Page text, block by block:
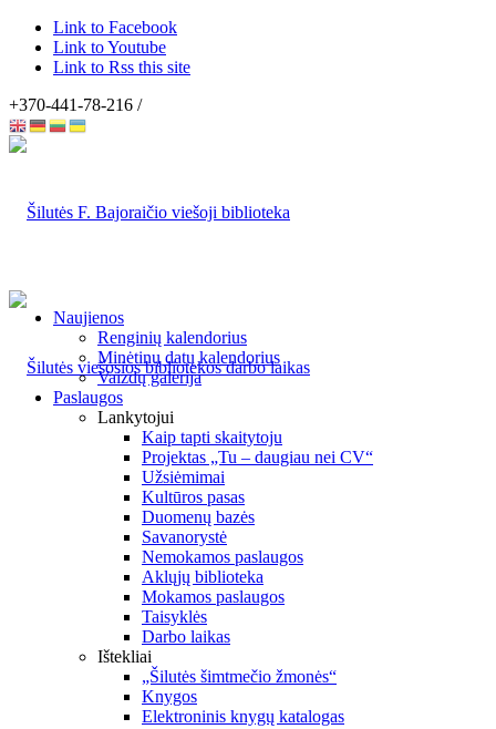
Link to Facebook
Link to Youtube
Link to Rss this site
+370-441-78-216 /
Naujienos
Renginių kalendorius
Minėtinų datų kalendorius
Vaizdų galerija
Paslaugos
Lankytojui
Kaip tapti skaitytoju
Projektas „Tu – daugiau nei CV“
Užsiėmimai
Kultūros pasas
Duomenų bazės
Savanorystė
Nemokamos paslaugos
Aklųjų biblioteka
Mokamos paslaugos
Taisyklės
Darbo laikas
Ištekliai
„Šilutės šimtmečio žmonės“
Knygos
Elektroninis knygų katalogas